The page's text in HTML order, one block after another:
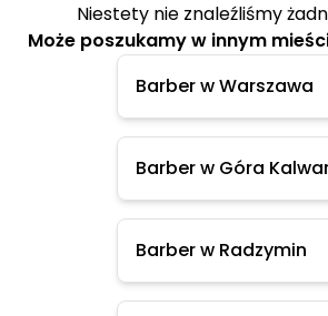
Niestety nie znaleźliśmy
Może poszukamy w innym
Barber w Warszawa
Barber w Góra
Barber w Radzymin